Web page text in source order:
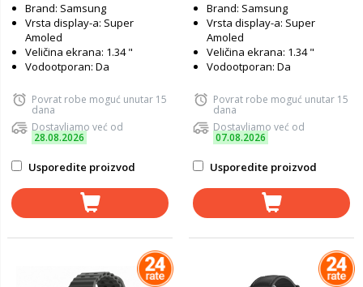
Brand: Samsung
Vrsta display-a: Super
Amoled
Veličina ekrana: 1.34 "
Vodootporan: Da
Povrat robe moguć unutar 15
dana
Dostavljamo već od
28.08.2026
Usporedite proizvod
Brand: Samsung
Vrsta display-a: Super
Amoled
Veličina ekrana: 1.34 "
Vodootporan: Da
Povrat robe moguć unutar 15
dana
Dostavljamo već od
07.08.2026
Usporedite proizvod